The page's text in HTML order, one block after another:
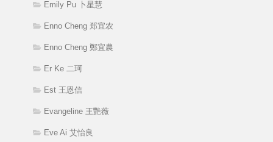
Emily Pu 卜星慧
Enno Cheng 郑宜农
Enno Cheng 鄭宜農
Er Ke 二珂
Est 王恩信
Evangeline 王艷薇
Eve Ai 艾怡良